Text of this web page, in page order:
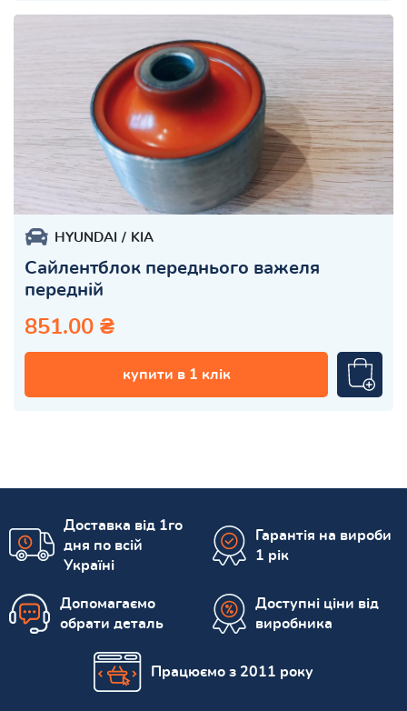
HYUNDAI KIA
Сайлентблок переднього важеля
передній
851.00 ₴
купити в 1 клік
Доставка від 1го
дня по всій
Україні
Гарантія на вироби
1 рік
Допомагаємо
обрати деталь
Доступні ціни від
виробника
Працюємо з 2011 року